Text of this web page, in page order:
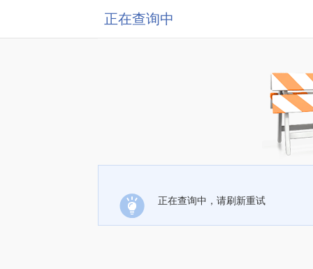
正在查询中
正在查询中，请刷新重试